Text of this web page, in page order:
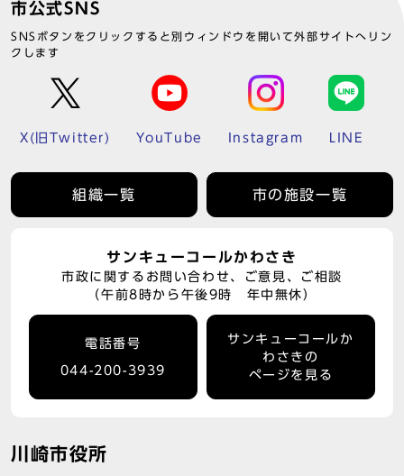
市公式SNS
SNSボタンをクリックすると別ウィンドウを開いて外部サイトへリン
クします
X(旧Twitter) YouTube Instagram LINE
組織一覧 市の施設一覧
サンキューコールかわさき
市政に関するお問い合わせ、ご意見、ご相談
（午前8時から午後9時 年中無休）
電話番号
044-200-3939
サンキューコールか
わさきの
ページを見る
川崎市役所